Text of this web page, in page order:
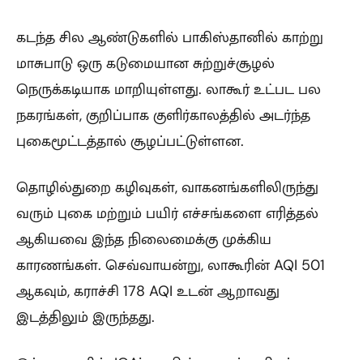
கடந்த சில ஆண்டுகளில் பாகிஸ்தானில் காற்று
மாசுபாடு ஒரு கடுமையான சுற்றுச்சூழல்
நெருக்கடியாக மாறியுள்ளது. லாகூர் உட்பட பல
நகரங்கள், குறிப்பாக குளிர்காலத்தில் அடர்ந்த
புகைமூட்டத்தால் சூழப்பட்டுள்ளன.
தொழில்துறை கழிவுகள், வாகனங்களிலிருந்து
வரும் புகை மற்றும் பயிர் எச்சங்களை எரித்தல்
ஆகியவை இந்த நிலைமைக்கு முக்கிய
காரணங்கள். செவ்வாயன்று, லாகூரின் AQI 501
ஆகவும், கராச்சி 178 AQI உடன் ஆறாவது
இடத்திலும் இருந்தது.